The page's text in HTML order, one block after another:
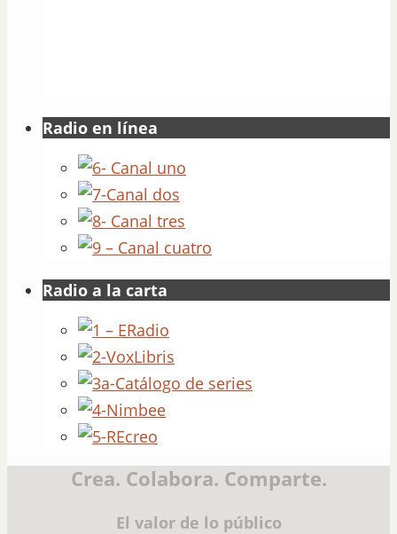
Radio en línea
Radio a la carta
Crea. Colabora. Comparte.
El valor de lo público